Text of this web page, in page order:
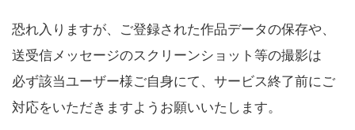
恐れ入りますが、ご登録された作品データの保存や、
送受信メッセージのスクリーンショット等の撮影は
必ず該当ユーザー様ご自身にて、サービス終了前にご
対応をいただきますようお願いいたします。